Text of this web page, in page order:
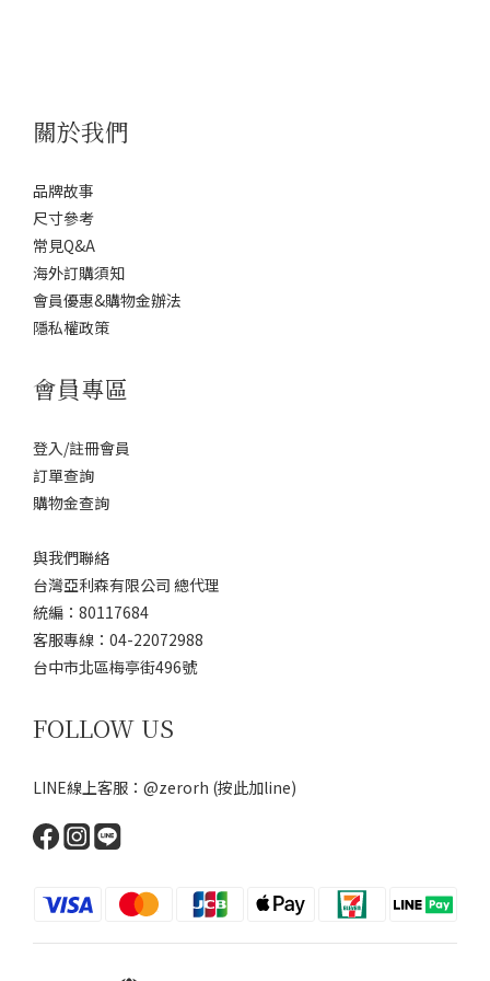
關於我們
品牌故事
尺寸參考
常見Q&A
海外訂購須知
會員優惠&購物金辦法
隱私權政策
會員專區
登入/註冊會員
訂單查詢
購物金查詢
與我們聯絡
台灣亞利森有限公司 總代理
統編：80117684
客服專線：04-22072988
台中市北區梅亭街496號
FOLLOW US
LINE線上客服：@zerorh (按此加line)